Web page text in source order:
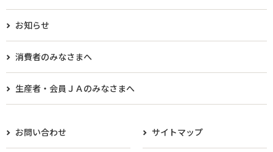
お知らせ
消費者のみなさまへ
生産者・会員ＪＡのみなさまへ​
お問い合わせ サイトマップ